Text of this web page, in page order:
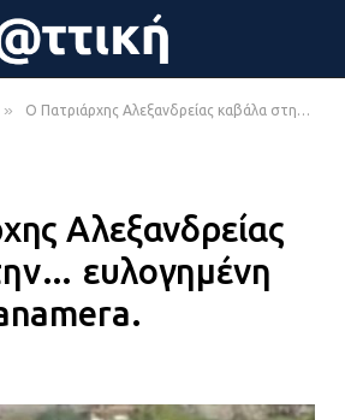
» Ο Πατριάρχης Αλεξανδρείας καβάλα στην… ευλογημένη Porsche Panamera.
Αλεξανδρείας
ευλογημένη